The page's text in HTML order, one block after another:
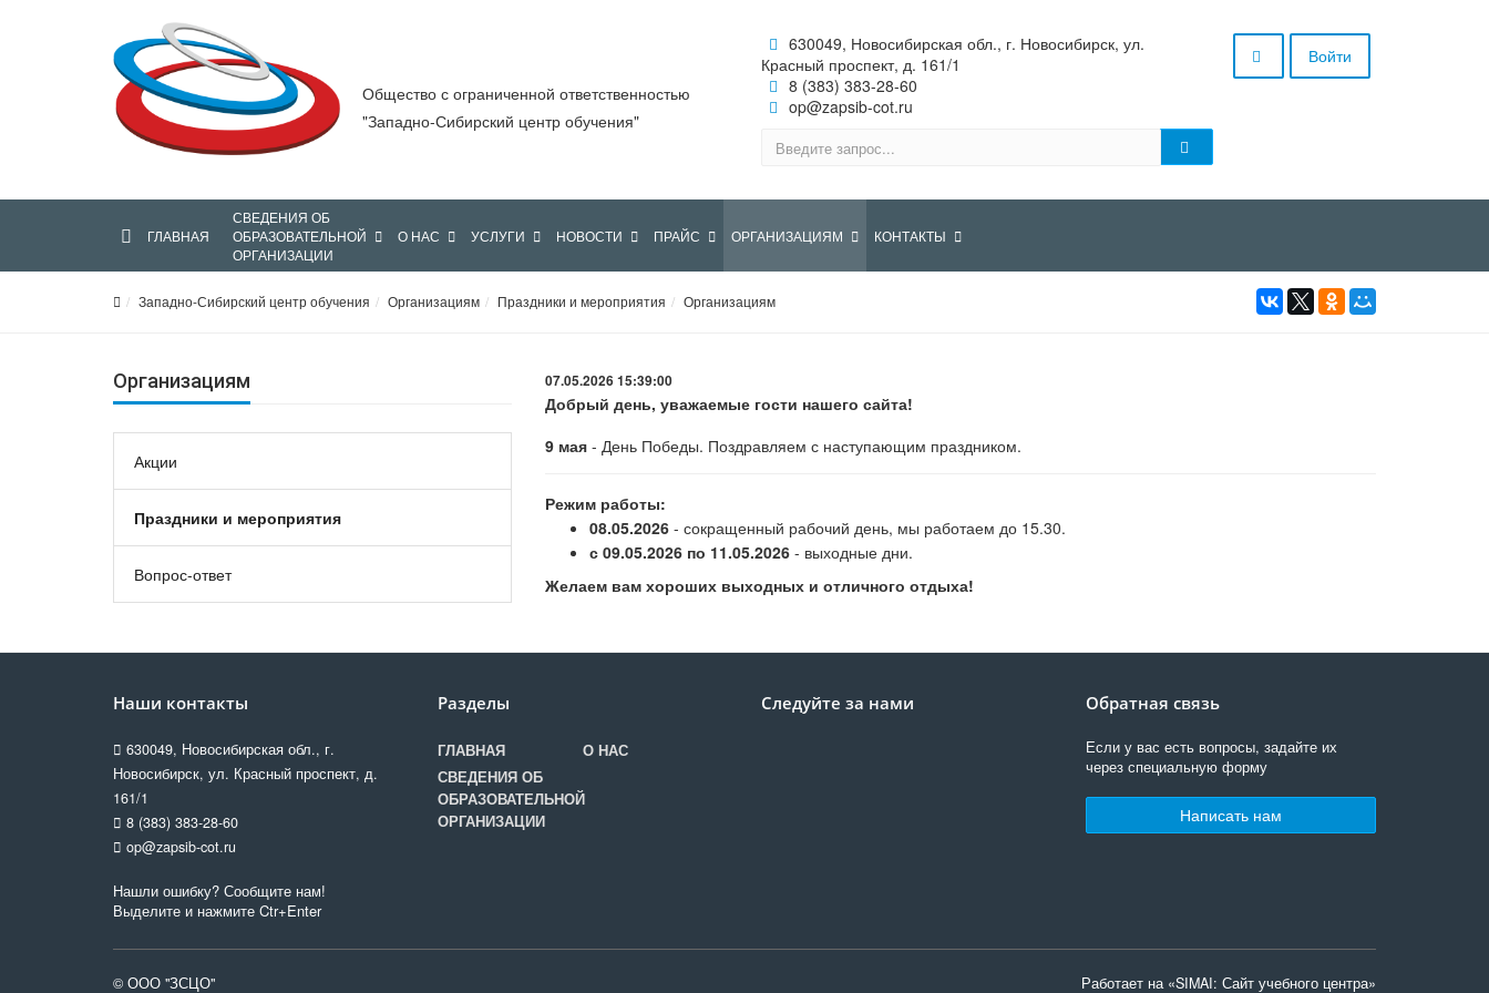
Общество с ограниченной ответственностью
"Западно-Сибирский центр обучения"
630049, Новосибирская обл., г. Новосибирск, ул.
Красный проспект, д. 161/1
8 (383) 383-28-60
op@zapsib-cot.ru
Войти
ГЛАВНАЯ
СВЕДЕНИЯ ОБ
ОБРАЗОВАТЕЛЬНОЙ
ОРГАНИЗАЦИИ
О НАС УСЛУГИ НОВОСТИ ПРАЙС ОРГАНИЗАЦИЯМ КОНТАКТЫ
Западно-Сибирский центр обучения Организациям Праздники и мероприятия Организациям
Организациям
Акции
Праздники и мероприятия
Вопрос-ответ
07.05.2026 15:39:00
Добрый день, уважаемые гости нашего сайта!
9 мая - День Победы. Поздравляем с наступающим праздником.
Режим работы:
08.05.2026 - сокращенный рабочий день, мы работаем до 15.30.
с 09.05.2026 по 11.05.2026 - выходные дни.
Желаем вам хороших выходных и отличного отдыха!
Наши контакты
630049, Новосибирская обл., г.
Новосибирск, ул. Красный проспект, д.
161/1
8 (383) 383-28-60
op@zapsib-cot.ru
Нашли ошибку? Сообщите нам!
Выделите и нажмите Ctr+Enter
Разделы
ГЛАВНАЯ
СВЕДЕНИЯ ОБ
ОБРАЗОВАТЕЛЬНОЙ
ОРГАНИЗАЦИИ
О НАС
Следуйте за нами Обратная связь
Если у вас есть вопросы, задайте их
через специальную форму
Написать нам
© ООО "ЗСЦО" Работает на «SIMAI: Сайт учебного центра»